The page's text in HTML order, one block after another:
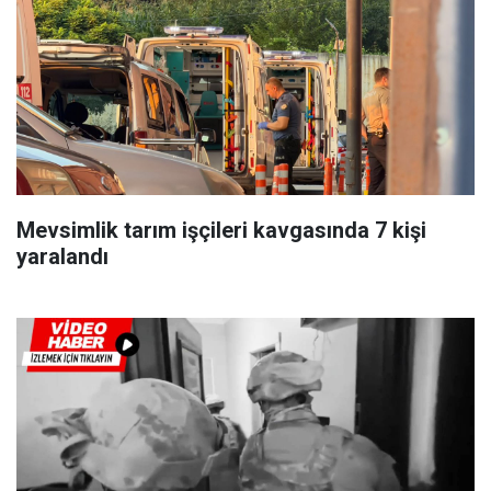
Mevsimlik tarım işçileri kavgasında 7 kişi
yaralandı